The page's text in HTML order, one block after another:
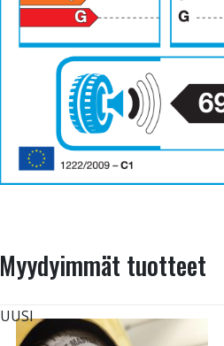
Myydyimmät tuotteet
UUSI